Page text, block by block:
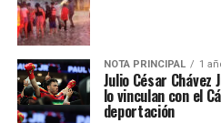
NOTA PRINCIPAL 1
Julio César Chávez
lo vinculan con el
deportación